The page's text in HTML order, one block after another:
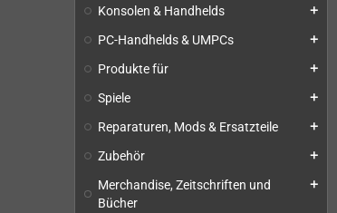
Konsolen & Handhelds add
PC-Handhelds & UMPCs add
Produkte für add
Spiele add
Reparaturen, Mods & Ersatzteile add
Zubehör add
Merchandise, Zeitschriften und
Bücher
add